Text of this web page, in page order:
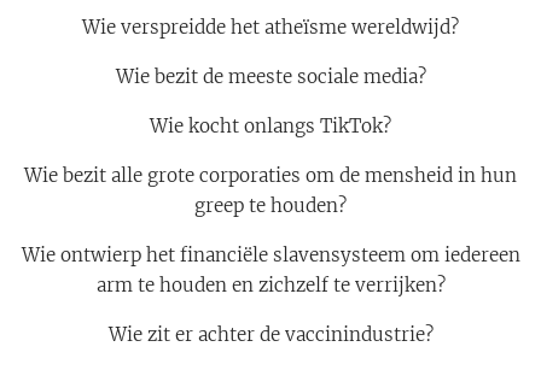
Wie verspreidde het atheïsme wereldwijd?
Wie bezit de meeste sociale media?
Wie kocht onlangs TikTok?
Wie bezit alle grote corporaties om de mensheid in hun
greep te houden?
Wie ontwierp het financiële slaven­systeem om iedereen
arm te houden en zichzelf te verrijken?
Wie zit er achter de vaccin­industrie?